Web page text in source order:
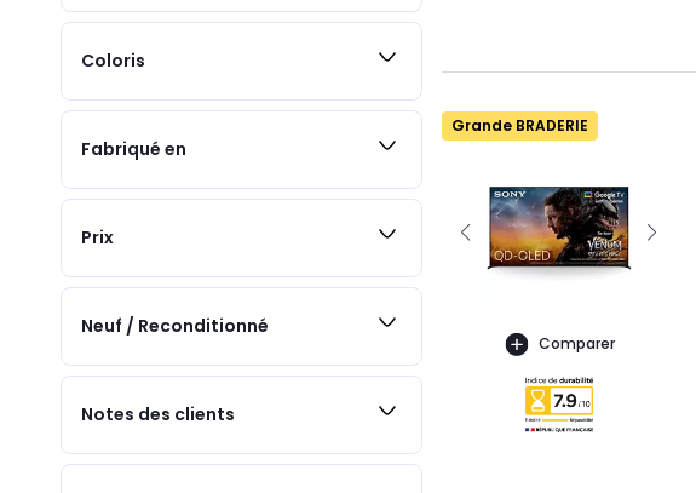
Coloris
Fabriqué en
Prix
Neuf / Reconditionné
Notes des clients
Grande BRADERIE
Comparer